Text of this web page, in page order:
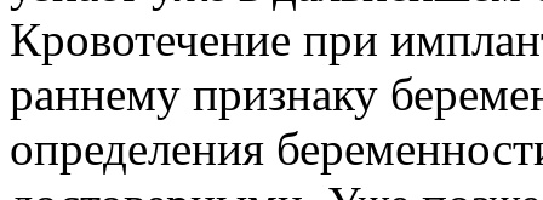
Кровотечение при
раннему признаку
определения